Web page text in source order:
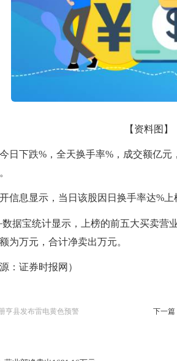
【资料图】
日下跌%，全天换手率%，成交额亿
信息显示，当日该股因日换手率达%上
数据宝统计显示，上榜的前五大买卖营
为万元，合计净卖出万元。
：证券时报网）
亨县发布雷电黄色预警 下一篇